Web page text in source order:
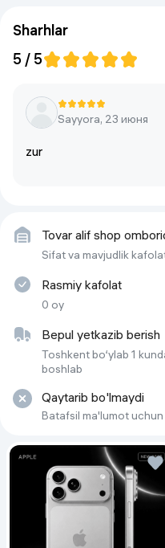
Процессор
Геопозиционирование
Стандарт связи
Количество SIM-карт
Тип экрана
Тип аккумулятора
Объем встроенной памяти
Основная камера
Тип SIM-карты
Barmoq izi skaneri
Himoya darajasi
Тип разъема для зарядки
Емкость аккумулятора
Слот для карт памяти
Sharhlar
5 / 5
Sayyora, 23 июня
zur
Tovar alif shop
Sifat va mavjudlik
Rasmiy kafolat
0 oy
Bepul yetkazib berish
Toshkent bo‘ylab 1
boshlab
Qaytarib bo'lmaydi
Batafsil ma'lumot